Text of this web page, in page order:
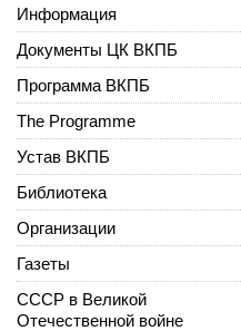
Информация
Документы ЦК ВКПБ
Программа ВКПБ
The Programme
Устав ВКПБ
Библиотека
Организации
Газеты
СССР в Великой
Отечественной войне